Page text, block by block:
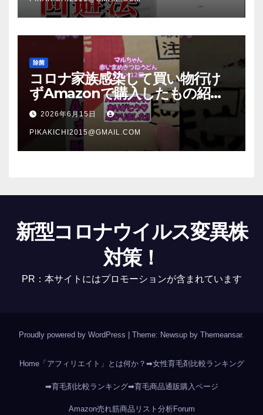
除菌
コロナ家族感染して買い物行け
ずAmazonで購入したもの紹
介 #Shorts
2026年6月15日
PIKAKICHI2015@GMAIL.COM
新型コロナウイルス変異株
対策！
PR：本サイトにはプロモーションが含まれています
Proudly powered by WordPress Theme: Newsup by Themeansar.
Home「アフィリエイト」とは何か？ ➡女性育毛剤比較ランキング
➡育毛剤比較ランキング➡育毛商品通販購入ページ
Amazon売れ筋商品リスト分析Forum